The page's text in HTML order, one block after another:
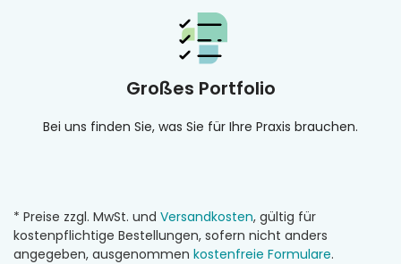
Großes Portfolio
Bei uns finden Sie, was Sie für Ihre Praxis brauchen.
* Preise zzgl. MwSt. und Versandkosten, gültig für
kostenpflichtige Bestellungen, sofern nicht anders
angegeben, ausgenommen kostenfreie Formulare.